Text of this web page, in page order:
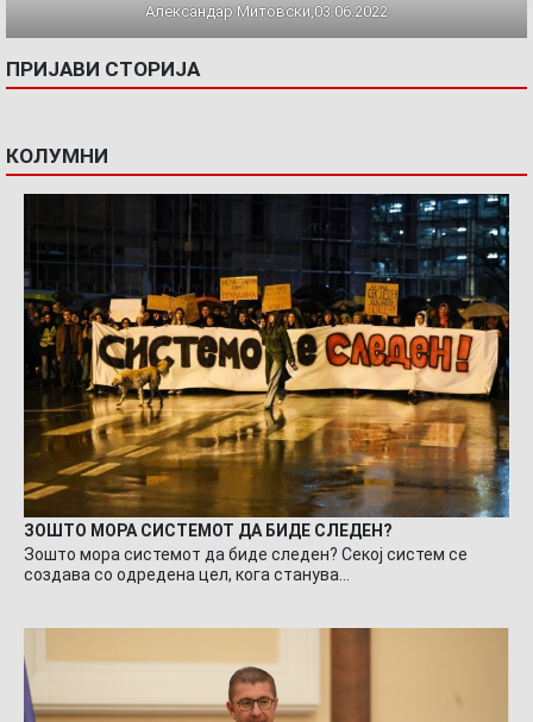
Александар Митовски,03.06.2022
ПРИЈАВИ СТОРИЈА
КОЛУМНИ
ЗОШТО МОРА СИСТЕМОТ ДА БИДЕ СЛЕДЕН?
Зошто мора системот да биде следен? Секој систем се
создава со одредена цел, кога станува…